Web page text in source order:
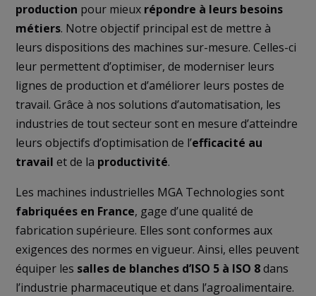
production pour mieux répondre à leurs besoins
métiers. Notre objectif principal est de mettre à
leurs dispositions des machines sur-mesure. Celles-ci
leur permettent d’optimiser, de moderniser leurs
lignes de production et d’améliorer leurs postes de
travail. Grâce à nos solutions d’automatisation, les
industries de tout secteur sont en mesure d’atteindre
leurs objectifs d’optimisation de l’efficacité au
travailet de la productivité.
Les machines industrielles MGA Technologies sont
fabriquées en France, gage d’une qualité de
fabrication supérieure. Elles sont conformes aux
exigences des normes en vigueur. Ainsi, elles peuvent
équiper les salles de blanches d’ISO 5 à ISO 8dans
l’industrie pharmaceutique et dans l’agroalimentaire.